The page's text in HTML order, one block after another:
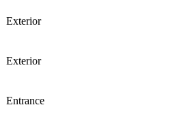
Exterior
Exterior
Entrance